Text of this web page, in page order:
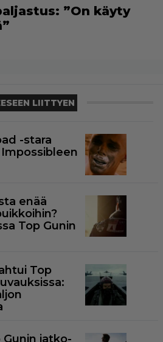
”On käyty
LIITTYEN
-stara
enää
Top Gunin
Top
jatko-